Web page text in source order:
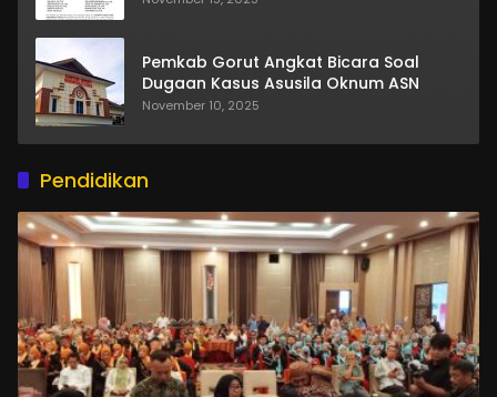
Pemkab Gorut Angkat Bicara Soal
Dugaan Kasus Asusila Oknum ASN
November 10, 2025
Pendidikan